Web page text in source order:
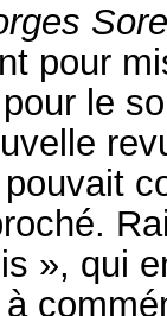
pour
pour le
», qui